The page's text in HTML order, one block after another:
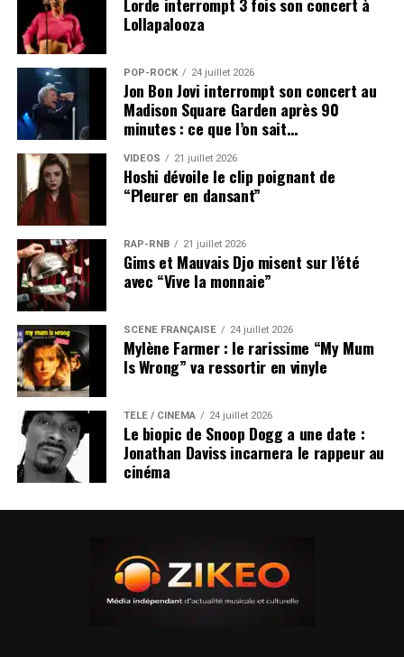
Lollapalooza
POP-ROCK 24 juillet 2026
Jon Bon Jovi interrompt son concert au
Madison Square Garden après 90
minutes : ce que l’on sait…
VIDEOS 21 juillet 2026
Hoshi dévoile le clip poignant de
“Pleurer en dansant”
RAP-RNB 21 juillet 2026
Gims et Mauvais Djo misent sur l’été
avec “Vive la monnaie”
SCÈNE FRANÇAISE 24 juillet 2026
Mylène Farmer : le rarissime “My Mum
Is Wrong” va ressortir en vinyle
TÉLÉ / CINÉMA 24 juillet 2026
Le biopic de Snoop Dogg a une date :
Jonathan Daviss incarnera le rappeur au
cinéma